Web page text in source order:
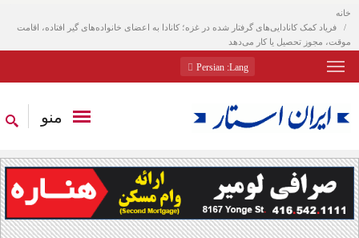
خانه
فریاد کمک کانادایی‌های گرفتار شده در غزه؛ کانادا به اعضای خانواده‌های گیر افتاده، اقامت
موقت، مجوز تحصیل یا کار می‌دهد
Lang
: Persian
منو